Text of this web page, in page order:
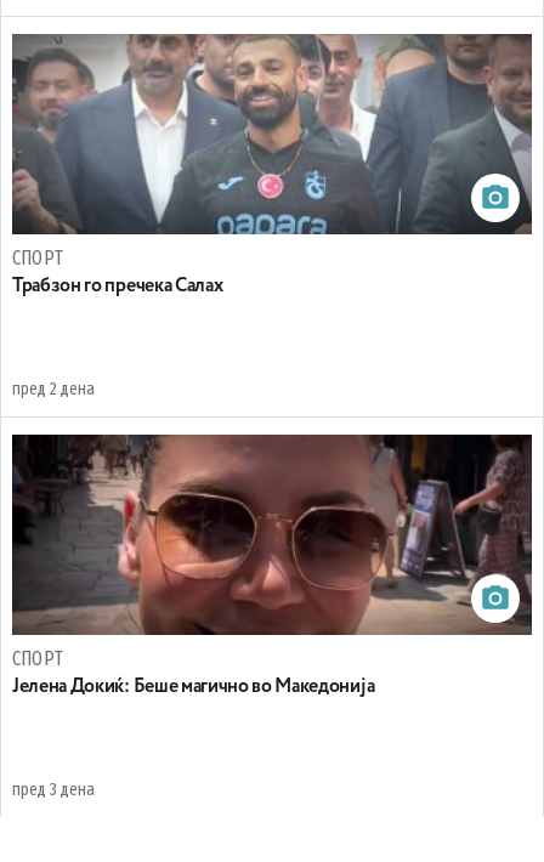
СПОРТ
Трабзон го пречека Салах
пред 2 дена
СПОРТ
Јелена Докиќ: Беше магично во Македонија
пред 3 дена